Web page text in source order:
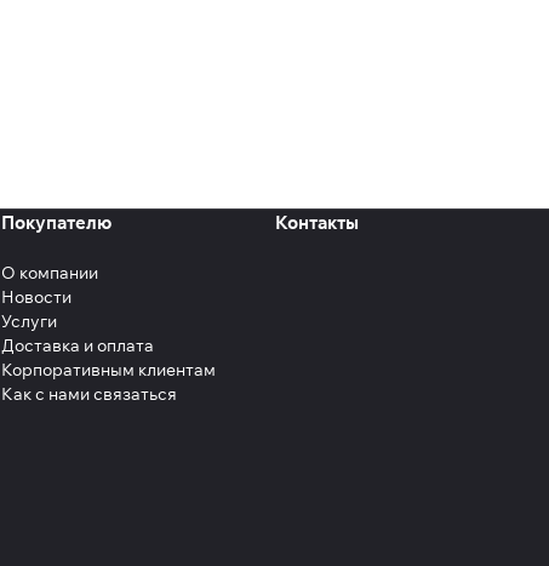
Покупателю
О компании
Новости
Услуги
Доставка и оплата
Корпоративным клиентам
Как с нами связаться
Контакты